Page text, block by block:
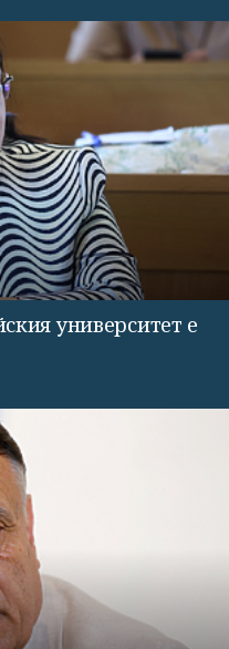
университет е